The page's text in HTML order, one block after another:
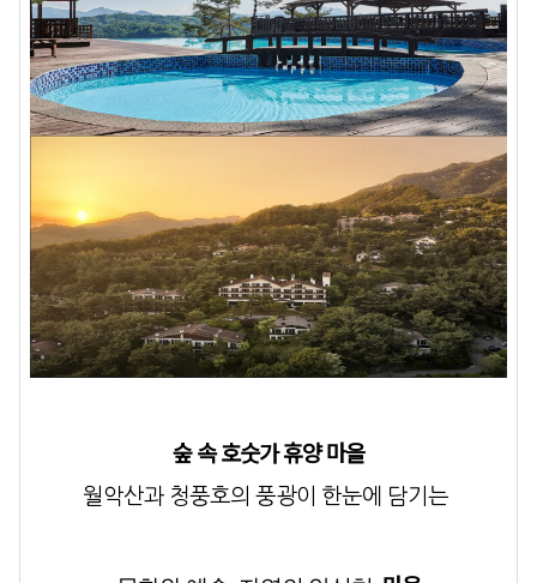
숲 속 호숫가 휴양 마을
월악산과 청풍호의 풍광이 한눈에 담기는